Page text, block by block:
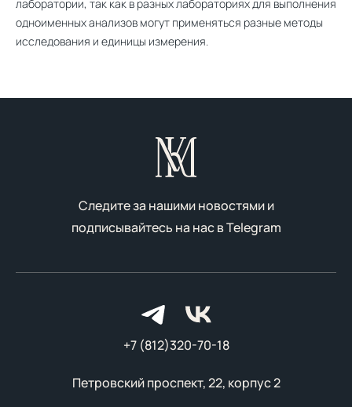
лаборатории, так как в разных лабораториях для выполнения
одноименных анализов могут применяться разные методы
исследования и единицы измерения.
Следите за нашими новостями и
подписывайтесь на нас вTelegram
+7 (812)320-70-18
Петровский проспект, 22, корпус 2